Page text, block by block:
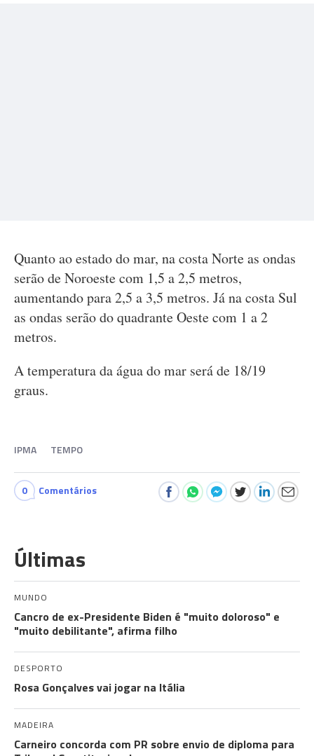
Quanto ao estado do mar, na costa Norte as ondas
serão de Noroeste com 1,5 a 2,5 metros,
aumentando para 2,5 a 3,5 metros. Já na costa Sul
as ondas serão do quadrante Oeste com 1 a 2
metros.
A temperatura da água do mar será de 18/19
graus.
IPMA TEMPO
0 Comentários
Últimas
MUNDO
Cancro de ex-Presidente Biden é "muito doloroso" e
"muito debilitante", afirma filho
DESPORTO
Rosa Gonçalves vai jogar na Itália
MADEIRA
Carneiro concorda com PR sobre envio de diploma para